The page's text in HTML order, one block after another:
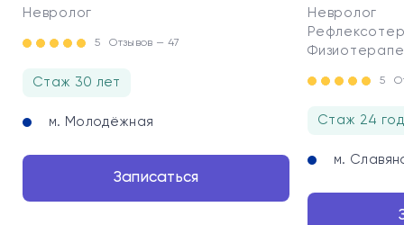
Невролог
5 Отзывов — 47
Стаж 30 лет
м. Молодёжная
Записаться
Невролог
5
Стаж 24
м.